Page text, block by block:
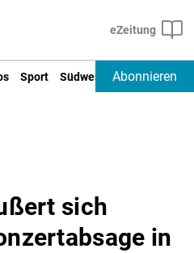
Sport Südwest Deutschland
Abonnieren
sich
in